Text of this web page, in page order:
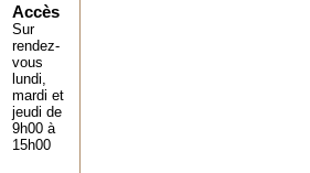
Accès
Sur
rendez-
vous
lundi,
mardi et
jeudi de
9h00 à
15h00